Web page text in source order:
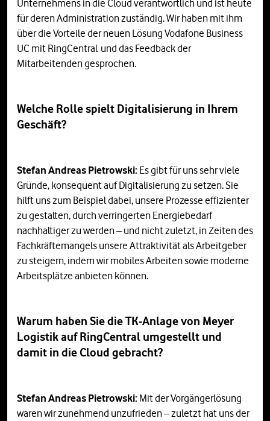
Unternehmens in die Cloud verantwortlich und ist heute
für deren Administration zuständig. Wir haben mit ihm
über die Vorteile der neuen Lösung Vodafone Business
UC mit RingCentral und das Feedback der
Mitarbeitenden gesprochen.
Welche Rolle spielt Digitalisierung in Ihrem
Geschäft?
Stefan Andreas Pietrowski: Es gibt für uns sehr viele
Gründe, konsequent auf Digitalisierung zu setzen. Sie
hilft uns zum Beispiel dabei, unsere Prozesse effizienter
zu gestalten, durch verringerten Energiebedarf
nachhaltiger zu werden – und nicht zuletzt, in Zeiten des
Fachkräftemangels unsere Attraktivität als Arbeitgeber
zu steigern, indem wir mobiles Arbeiten sowie moderne
Arbeitsplätze anbieten können.
Warum haben Sie die TK-Anlage von Meyer
Logistik auf RingCentral umgestellt und
damit in die Cloud gebracht?
Stefan Andreas Pietrowski: Mit der Vorgängerlösung
waren wir zunehmend unzufrieden – zuletzt hat uns der